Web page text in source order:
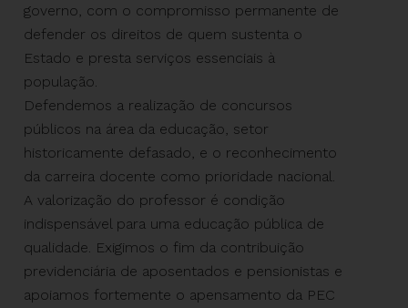
governo, com o compromisso permanente de
defender os direitos de quem sustenta o
Estado e presta serviços essenciais à
população.
Defendemos a realização de concursos
públicos na área da educação, setor
historicamente defasado, e o reconhecimento
da carreira docente como prioridade nacional.
A valorização do professor é condição
indispensável para uma educação pública de
qualidade. Exigimos o fim da contribuição
previdenciária de aposentados e pensionistas e
apoiamos fortemente o apensamento da PEC